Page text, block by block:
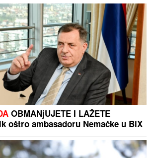
OBMANjUJETE I LAŽETE
oštro ambasadoru Nemačke u BiX